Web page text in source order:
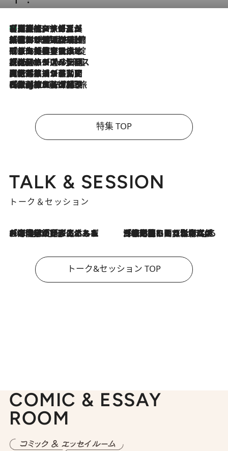
2026.8.7
【厳選旅コスメ】「多機能アイテムがメイン！」旅好き美容エディターが選んだ夏旅ベストコスメを発表【Mサイズジップ】
2026.8.6
「荷物が増えるほど旅ストレスは増す」美容ジャーナリストがたどり着いた最終結論。“化粧品を劇的に減らす”感動の凝縮美容とは
2026.8.6
「旅先には金髪ウィッグを持参」日本と同じメイクでは損してる!? 美容ジャーナリストが提案する“掟破りの旅美容”とは
2026.8.6
【厳選旅コスメ】「身軽さ＆UV対策重視！」ヘアアーティストshucoが選んだ夏旅ベストコスメを発表【Mサイズジップ】
2026.8.5
【厳選旅コスメ】国内をあちこち移動する河井菜摘が選んだ夏旅ベストコスメ発表！「リラックスアイテムはマスト」【Mサイズジップ】
2026.8.4
【厳選旅コスメ】「紫外線＆乾燥対策しながらメイク感も！」ヘア＆メイクGeorgeが選んだ夏旅ベストコスメを発表！【Mサイズジップ】
特集 TOP
TALK & SESSION
トーク＆セッション
2026.8.3
「今後値上げがあるとすれば…」「リスクがあるのは今年の冬」エネルギー専門家が語る、ホルムズ海峡封鎖が家庭にもたらす“ある心配” 2026.8.3
「住宅建てられない…」「サーチャージ料の高値が続いている」ホルムズ海峡封鎖による影響はいつまで続く？《エネルギー専門家に聞く“どうなる日本の暮らし”》
トーク&セッション TOP
COMIC & ESSAY
ROOM